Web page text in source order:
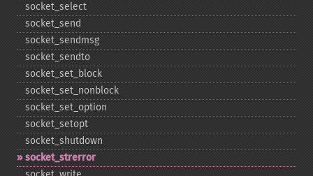
socket_​select
socket_​send
socket_​sendmsg
socket_​sendto
socket_​set_​block
socket_​set_​nonblock
socket_​set_​option
socket_​setopt
socket_​shutdown
socket_​strerror